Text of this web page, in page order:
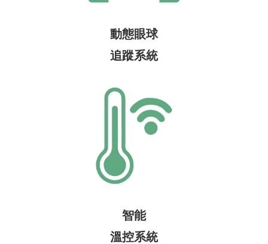
動態眼球
追蹤系統
智能
溫控系統